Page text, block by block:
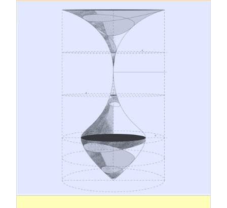
12.1.2026
Un salto concettuale e sistemico
dalla gestione tradizionale del
rischio alla leadership strategica
nella sostenibilità
Il contesto imprenditoriale è in continua
evoluzione. Le tensioni geopolitiche, i
cambiamenti climatici e normativi e le crescenti
aspettative degli stakeholder stanno mettendo
in discussione i modelli di gestione tradizionali. In
questo scenario dinamico, la gestione del rischio e
la responsabilità aziendale non dovrebbero più
operare come processi separati, ma come sistemi
interconnessi con un obiettivo comune:
salvaguardare la continuità aziendale e costruire
un successo a lungo termine su basi sostenibili.